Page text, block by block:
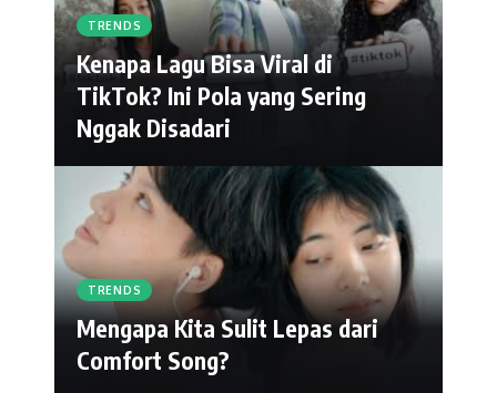
TRENDS
Kenapa Lagu Bisa Viral di
TikTok? Ini Pola yang Sering
Nggak Disadari
TRENDS
Mengapa Kita Sulit Lepas dari
Comfort Song?